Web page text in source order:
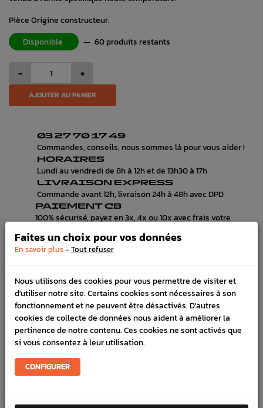
Pièce Origine constructeur.
Disponible
— 60 produits restants
- +
AJOUTER AU PANIER
03 27 70 17 49
Commandes, conseils, nous sommes là pour vous aider !
HORAIRES
Lundi au vendredi de 8h à 12h et de 13h30 à 17h
LIVRAISON EXPRESS
Commande avant 12h, livraison 24h à 48h avec DPD
PAIEMENT CB
100% sécurisé, payez en 3x, 4x ou 10x avec frais votre
DÉTAILS DU PRODUIT
LIVRAISON
VÉHICULES COMPATIBLE
SCHÉMA CONSTRUCTEUR
Marque :SUBARU
En stock :60
Faites un choix pour vos données
En savoir plus- Tout refuser
Nous utilisons des cookies pour vous permettre de visiter et
d'utiliser notre site. Certains cookies sont nécessaires à son
fonctionnement et ne peuvent être désactivés. D'autres
cookies de collecte de données nous aident à améliorer la
pertinence de notre contenu. Ces cookies ne sont activés que
si vous consentez à leur utilisation.
CONFIGURER